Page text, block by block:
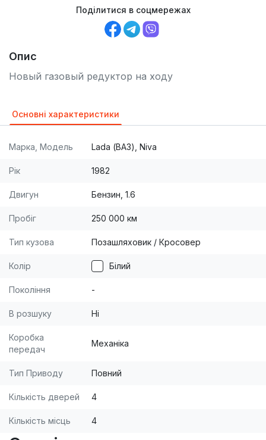
Поділитися в соцмережах
Опис
Новый газовый редуктор на ходу
Основні характеристики
Марка, Модель Lada (ВАЗ), Niva
Рік 1982
Двигун Бензин, 1.6
Пробіг 250 000 км
Тип кузова Позашляховик / Кросовер
Колір Білий
Покоління -
В розшуку Ні
Коробка
передач
Механіка
Тип Приводу Повний
Кількість дверей 4
Кількість місць 4